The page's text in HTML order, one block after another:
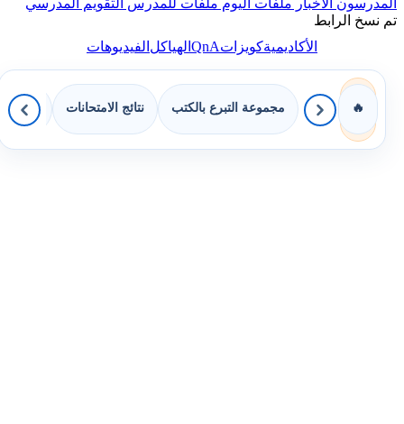
المدرسون الأخبار ملفات اليوم ملفات للمدرس التقويم المدرسي
تم نسخ الرابط
الأكاديميةكويزاتQnAالهياكلالفيديوهات
🔥 مجموعة التبرع بالكتب نتائج الامتحانات